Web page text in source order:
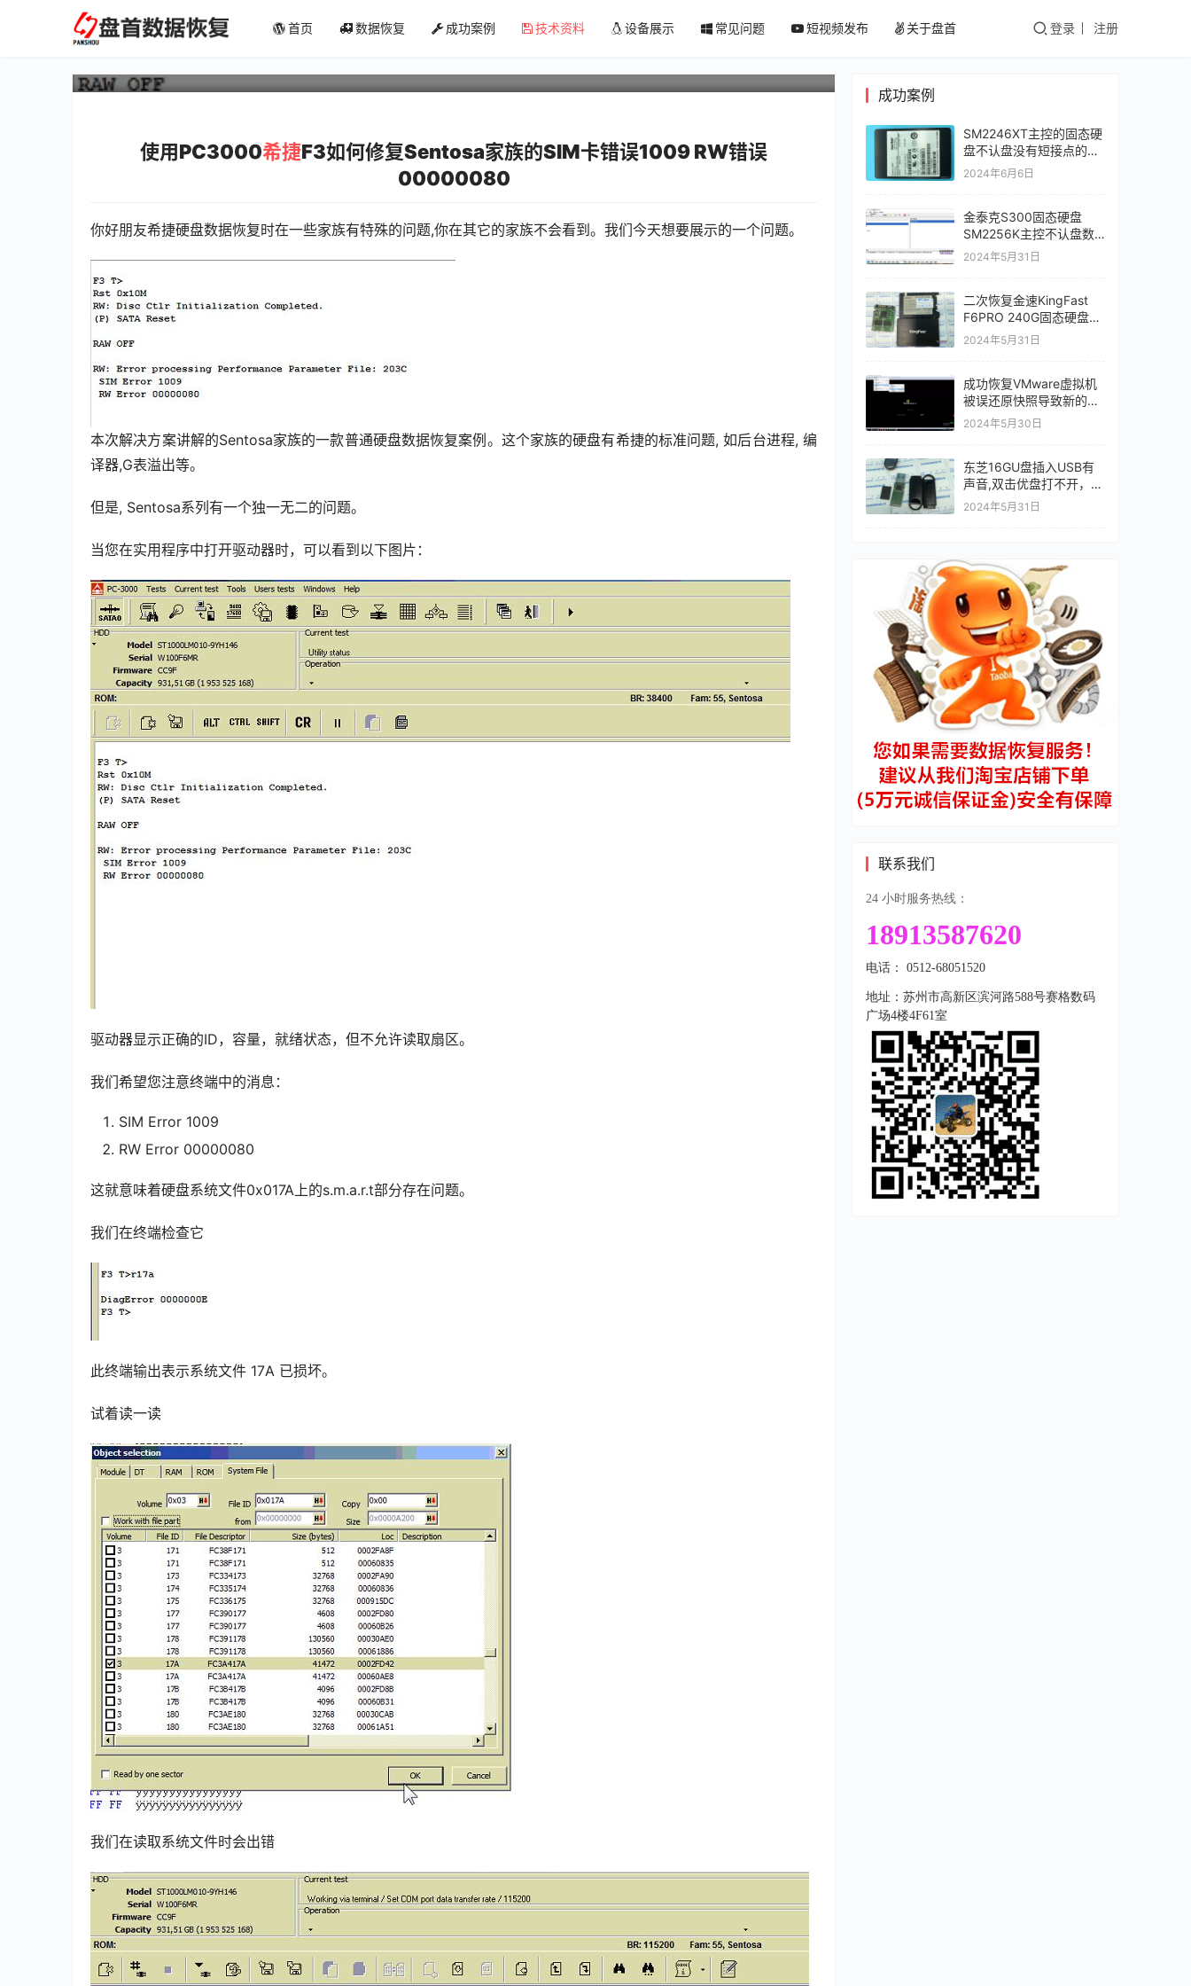
首页 数据恢复 成功案例 技术资料 设备展示 常见问题 短视频发布 关于盘首 登录 注册
1009 RW Error 00000080″错误
使用PC3000希捷F3如何修复Sentosa家族的SIM卡错误1009 RW错误
00000080
你好朋友希捷硬盘数据恢复时在一些家族有特殊的问题,你在其它的家族不会看到。我们今天想要展示的一个问题。
本次解决方案讲解的Sentosa家族的一款普通硬盘数据恢复案例。这个家族的硬盘有希捷的标准问题, 如后台进程, 编
译器,G表溢出等。
但是, Sentosa系列有一个独一无二的问题。
当您在实用程序中打开驱动器时，可以看到以下图片：
驱动器显示正确的ID，容量，就绪状态，但不允许读取扇区。
我们希望您注意终端中的消息：
SIM Error 1009
RW Error 00000080
这就意味着硬盘系统文件0x017A上的s.m.a.r.t部分存在问题。
我们在终端检查它
此终端输出表示系统文件 17A 已损坏。
试着读一读
我们在读取系统文件时会出错
成功案例
SM2246XT主控的固态硬
盘不认盘没有短接点的
SSD固态硬盘二次数据恢
2024年6月6日
金泰克S300固态硬盘
SM2256K主控不认盘数
据恢复成功
2024年5月31日
二次恢复金速KingFast
F6PRO 240G固态硬盘二
次恢复SM2256K主控数
2024年5月31日
成功恢复VMware虚拟机
被误还原快照导致新的数
据丢失的问题
2024年5月30日
东芝16GU盘插入USB有
声音,双击优盘打不开，提
示“请将磁盘插入驱动器”
2024年5月31日
联系我们
24 小时服务热线：
18913587620
电话： 0512-68051520
地址：苏州市高新区滨河路588号赛格数码
广场4楼4F61室